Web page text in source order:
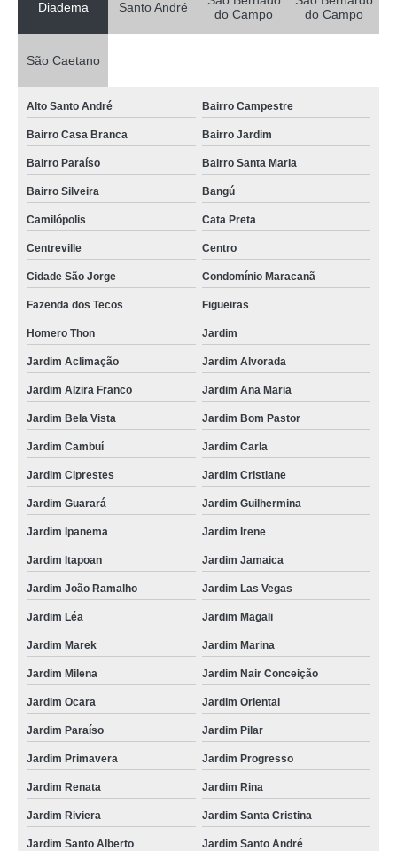
Diadema Santo André
do Campo
do Campo
São Caetano
Alto Santo André Bairro Campestre
Bairro Casa Branca Bairro Jardim
Bairro Paraíso Bairro Santa Maria
Bairro Silveira Bangú
Camilópolis Cata Preta
Centreville Centro
Cidade São Jorge Condomínio Maracanã
Fazenda dos Tecos Figueiras
Homero Thon Jardim
Jardim Aclimação Jardim Alvorada
Jardim Alzira Franco Jardim Ana Maria
Jardim Bela Vista Jardim Bom Pastor
Jardim Cambuí Jardim Carla
Jardim Ciprestes Jardim Cristiane
Jardim Guarará Jardim Guilhermina
Jardim Ipanema Jardim Irene
Jardim Itapoan Jardim Jamaica
Jardim João Ramalho Jardim Las Vegas
Jardim Léa Jardim Magali
Jardim Marek Jardim Marina
Jardim Milena Jardim Nair Conceição
Jardim Ocara Jardim Oriental
Jardim Paraíso Jardim Pilar
Jardim Primavera Jardim Progresso
Jardim Renata Jardim Rina
Jardim Riviera Jardim Santa Cristina
Jardim Santo Alberto Jardim Santo André